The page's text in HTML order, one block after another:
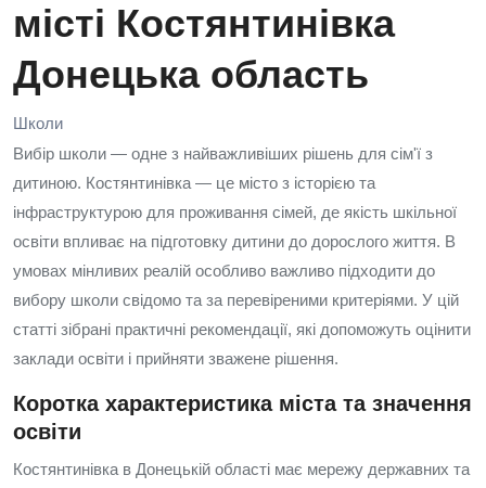
місті Костянтинівка
Донецька область
Школи
Вибір школи — одне з найважливіших рішень для сім'ї з
дитиною. Костянтинівка — це місто з історією та
інфраструктурою для проживання сімей, де якість шкільної
освіти впливає на підготовку дитини до дорослого життя. В
умовах мінливих реалій особливо важливо підходити до
вибору школи свідомо та за перевіреними критеріями. У цій
статті зібрані практичні рекомендації, які допоможуть оцінити
заклади освіти і прийняти зважене рішення.
Коротка характеристика міста та значення
освіти
Костянтинівка в Донецькій області має мережу державних та